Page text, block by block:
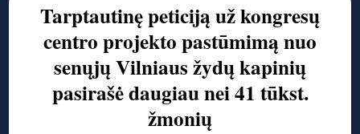
Tarptautinę peticiją už kongresų
centro projekto pastūmimą nuo
senųjų Vilniaus žydų kapinių
pasirašė daugiau nei 41 tūkst.
žmonių